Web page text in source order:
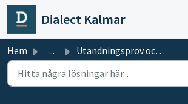
Hoppa över till huvudinnehåll
Dialect Kalmar
Hem ... Utandningsprov och checklista med villkorat alkolås Dräger